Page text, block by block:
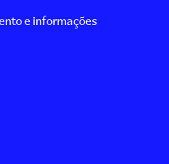
e informações